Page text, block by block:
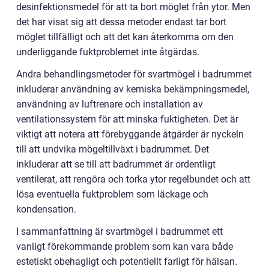
desinfektionsmedel för att ta bort möglet från ytor. Men
det har visat sig att dessa metoder endast tar bort
möglet tillfälligt och att det kan återkomma om den
underliggande fuktproblemet inte åtgärdas.
Andra behandlingsmetoder för svartmögel i badrummet
inkluderar användning av kemiska bekämpningsmedel,
användning av luftrenare och installation av
ventilationssystem för att minska fuktigheten. Det är
viktigt att notera att förebyggande åtgärder är nyckeln
till att undvika mögeltillväxt i badrummet. Det
inkluderar att se till att badrummet är ordentligt
ventilerat, att rengöra och torka ytor regelbundet och att
lösa eventuella fuktproblem som läckage och
kondensation.
I sammanfattning är svartmögel i badrummet ett
vanligt förekommande problem som kan vara både
estetiskt obehagligt och potentiellt farligt för hälsan.